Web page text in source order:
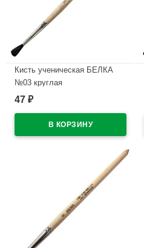
Кисть ученическая БЕЛКА
№03 круглая
В наличии
47 ₽